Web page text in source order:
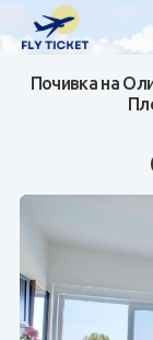
Почивки от
Почивки от
Самолетни
Визи
Почивка на